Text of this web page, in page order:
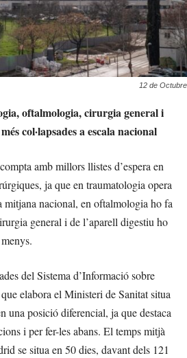
12 de Octubre
oftalmologia, cirurgia general i
col·lapsades a escala nacional
amb millors llistes d’espera en
ja que en traumatologia opera
mitjana nacional, en oftalmologia ho fa
general i de l’aparell digestiu ho
del Sistema d’Informació sobre
elabora el Ministeri de Sanitat situa
una posició diferencial, ja que destaca
i per fer-les abans. El temps mitjà
se situa en 50 dies, davant dels 121